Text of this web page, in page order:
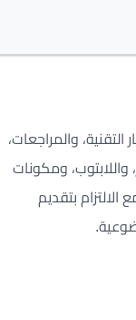
والمراجعات،
واللابتوب، ومكونات
الالتزام بتقديم